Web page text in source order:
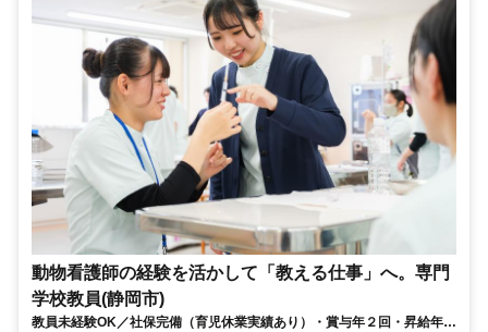
動物看護師の経験を活かして「教える仕事」へ。専門
学校教員(静岡市)
教員未経験OK／社保完備（育児休業実績あり）・賞与年２回・昇給年1